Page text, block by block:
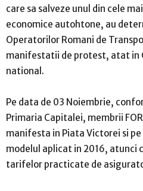
care sa salveze unul din cele
economice autohtone, au
Operatorilor Romani de
manifestatii de protest, atat in
national.
Pe data de 03 Noiembrie,
Primaria Capitalei, membrii
manifesta in Piata Victorei si
modelul aplicat in 2016, atunci
tarifelor practicate de